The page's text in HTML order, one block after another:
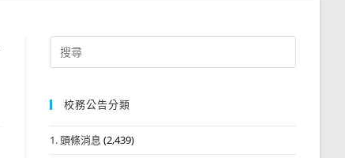
Search
for:
校務公告分類
1. 頭條消息 (2,439)